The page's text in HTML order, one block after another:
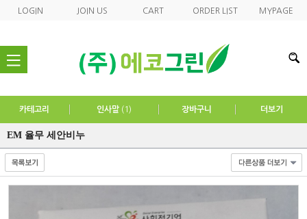
LOGIN JOIN US CART ORDER LIST MYPAGE
카테고리 인사말(1) 장바구니 더보기
nav
EM 율무 세안비누